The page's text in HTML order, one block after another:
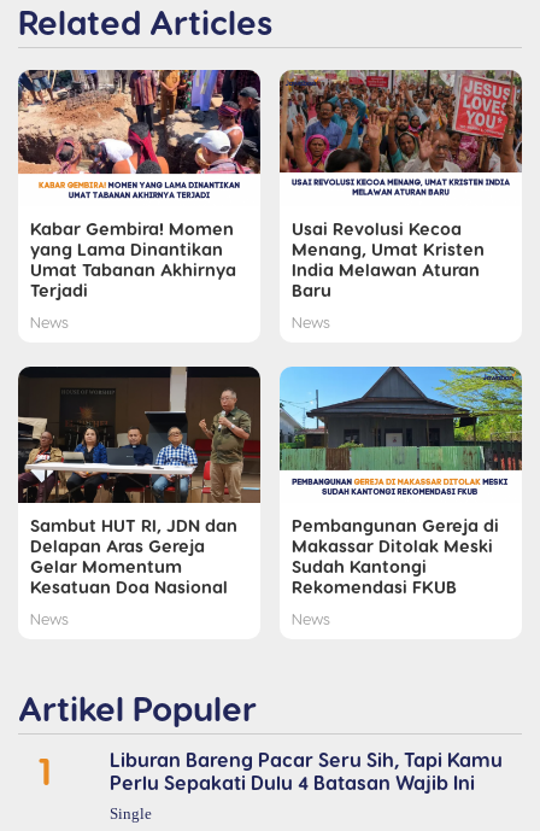
Related Articles
Kabar Gembira! Momen
yang Lama Dinantikan
Umat Tabanan Akhirnya
Terjadi
News
Usai Revolusi Kecoa
Menang, Umat Kristen
India Melawan Aturan
Baru
News
Sambut HUT RI, JDN dan
Delapan Aras Gereja
Gelar Momentum
Kesatuan Doa Nasional
News
Pembangunan Gereja di
Makassar Ditolak Meski
Sudah Kantongi
Rekomendasi FKUB
News
Artikel Populer
1
Liburan Bareng Pacar Seru Sih, Tapi Kamu
Perlu Sepakati Dulu 4 Batasan Wajib Ini
Single